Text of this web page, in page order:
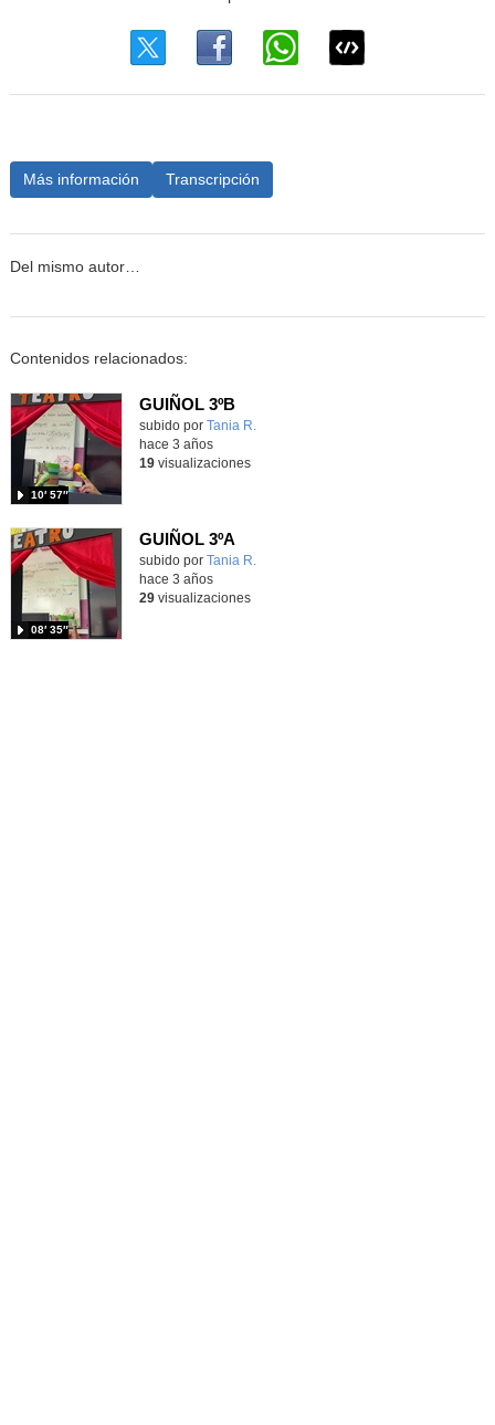
Más información Transcripción
Del mismo autor…
Contenidos relacionados:
GUIÑOL 3ºB
Contenido educativo.
subido por Tania R.
10′ 57″
hace 3 años
19visualizaciones
GUIÑOL 3ºA
Contenido educativo.
subido por Tania R.
08′ 35″
hace 3 años
29visualizaciones